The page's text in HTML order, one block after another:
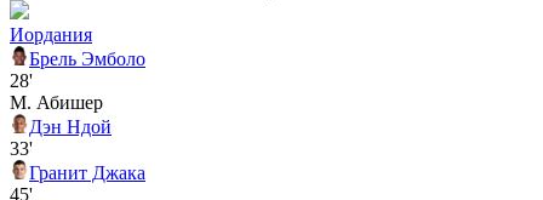
Иордания
Брель Эмболо
28'
М. Абишер
Дэн Ндой
33'
Гранит Джака
45'